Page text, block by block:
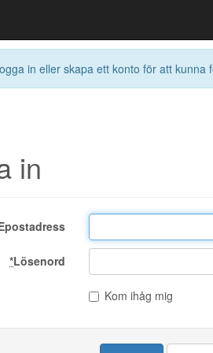
in eller skapa ett konto för att kunna
in
*Lösenord
Kom ihåg mig